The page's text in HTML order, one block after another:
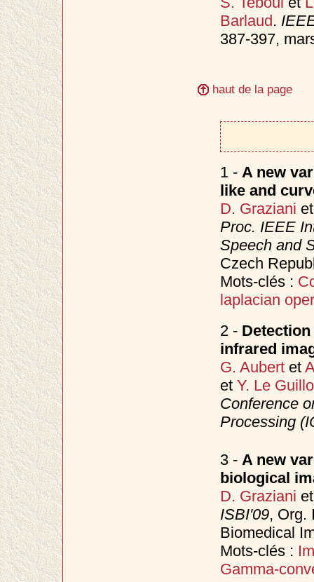
Barlaud.
387-397,
haut de la page
1 - A new
like and
D. Graziani
Proc. IEEE
Speech and
Czech
Mots-clés :
laplacian
2 -
infrared
G. Aubertet
et Y. Le
Conference
Processing
3 - A new
biological
D. Graziani
ISBI'09, Org.
Biomedical
Mots-clés :
Gamma-